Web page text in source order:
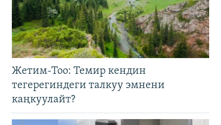
Жетим-Тоо: Темир кендин
тегерегиндеги талкуу эмнени
каңкуулайт?